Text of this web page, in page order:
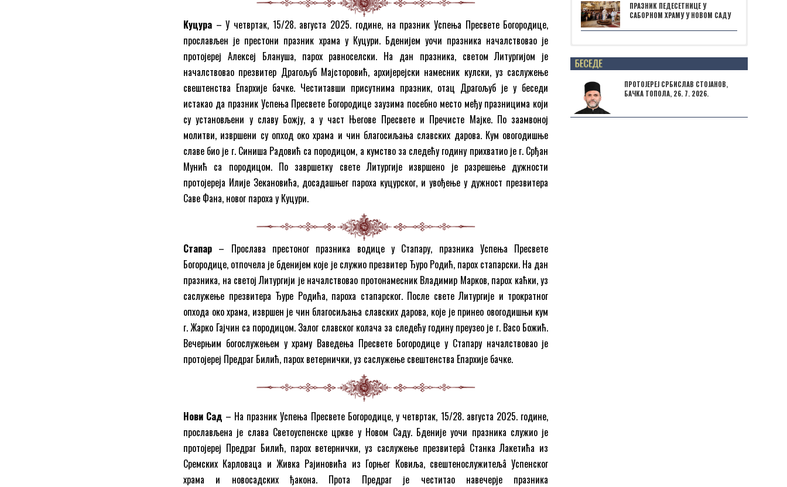
Куцура – У четвртак, 15/28. августа 2025. године, на празник Успења Пресвете Богородице,
прослављен је престони празник храма у Куцури. Бденијем уочи празника началствовао је
протојереј Алексеј Блануша, парох равноселски. На дан празника, светом Литургијом је
началствовао презвитер Драгољуб Мајсторовић, архијерејски намесник кулски, уз саслужење
свештенства Епархије бачке. Честитавши присутнима празник, отац Драгољуб је у беседи
истакао да празник Успења Пресвете Богородице заузима посебно место међу празницима који
су установљени у славу Божју, а у част Његове Пресвете и Пречисте Мајке. По заамвоној
молитви, извршени су опход око храма и чин благосиљања славских дарова. Кум овогодишње
славе био је г. Синиша Радовић са породицом, а кумство за следећу годину прихватио је г. Срђан
Мунић са породицом. По завршетку свете Литургије извршено је разрешење дужности
протојереја Илије Зекановића, досадашњег пароха куцурског, и увођење у дужност презвитера
Саве Фана, новог пароха у Куцури.
Стапар – Прослава престоног празника водице у Стапару, празника Успења Пресвете
Богородице, отпочела је бденијем које је служио презвитер Ђуро Родић, парох стапарски. На дан
празника, на светој Литургији је началствовао протонамесник Владимир Марков, парох каћки, уз
саслужење презвитера Ђуре Родића, пароха стапарског. После свете Литургије и трократног
опхода око храма, извршен је чин благосиљања славских дарова, које је принеo овогодишњи кум
г. Жарко Гајчин са породицом. Залог славског колача за следећу годину преузео је г. Васо Божић.
Вечерњим богослужењем у храму Ваведења Пресвете Богородице у Стапару началствовао је
протојереј Предраг Билић, парох ветернички, уз саслужење свештенства Eпархије бачке.
Нови Сад – На празник Успења Пресвете Богородице, у четвртак, 15/28. августа 2025. године,
прослављена је слава Светоуспенске цркве у Новом Саду. Бденије уочи празника служио је
протојереј Предраг Билић, парох ветернички, уз саслужење презвитерâ Станка Лакетића из
Сремских Карловаца и Живка Рајиновића из Горњег Ковиља, свештенослужитељâ Успенског
храма и новосадских ђакона. Прота Предраг је честитао навечерје празника
ПРАЗНИК ПЕДЕСЕТНИЦЕ У
САБОРНОМ ХРАМУ У НОВОМ САДУ
Posts not found
ПРОТОЈЕРЕЈ СРБИСЛАВ СТОЈАНОВ,
БАЧКА ТОПОЛА, 26. 7. 2026.